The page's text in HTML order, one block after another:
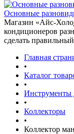
Основные
Магазин «Айс-
кондиционеров
сделать
Главная
•
Каталог
•
Инструменты
•
Коллекторы
•
Коллектор